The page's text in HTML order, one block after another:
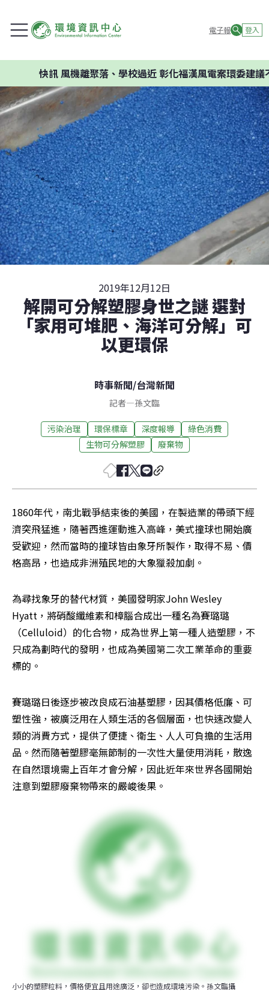
電子報 登入
離聚落、學校過近 彰化福漢風電案環委建議不應開發
2019年12月12日
解開可分解塑膠身世之謎 選對
「家用可堆肥、海洋可分解」可
以更環保
時事新聞/台灣新聞
記者—孫文臨
污染治理 環保標章 深度報導
綠色消費
生物可分解塑膠
廢棄物
1860年代，南北戰爭結束後的美國，在製造業的帶頭下經
濟突飛猛進，隨著西進運動進入高峰，美式撞球也開始廣
受歡迎，然而當時的撞球皆由象牙所製作，取得不易、價
格高昂，也造成非洲殖民地的大象獵殺加劇。
為尋找象牙的替代材質，美國發明家John Wesley
Hyatt，將硝酸纖維素和樟腦合成出一種名為賽璐璐
（Celluloid）的化合物，成為世界上第一種人造塑膠，不
只成為劃時代的發明，也成為美國第二次工業革命的重要
標的。
賽璐璐日後逐步被改良成石油基塑膠，因其價格低廉、可
塑性強，被廣泛用在人類生活的各個層面，也快速改變人
類的消費方式，提供了便捷、衛生、人人可負擔的生活用
品。然而隨著塑膠毫無節制的一次性大量使用消耗，散逸
在自然環境需上百年才會分解，因此近年來世界各國開始
注意到塑膠廢棄物帶來的嚴峻後果。
小小的塑膠粒料，價格便宜且用途廣泛，卻也造成環境污染。孫文臨攝